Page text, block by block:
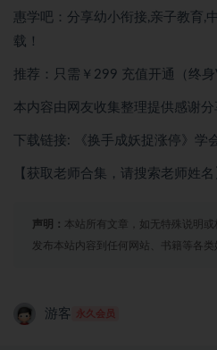
惠学吧：分享幼小衔接,亲子教育,
载！
推荐：只需￥299 充值开通（终
本内容由网友收集整理提供感谢分
下载链接: 《换手成妖捉涨停》学
【获取老师合集，请搜索老师姓名
声明： 本站所有文章，如无特殊说明
发布本站内容到任何网站、书籍等各
游客 永久会员